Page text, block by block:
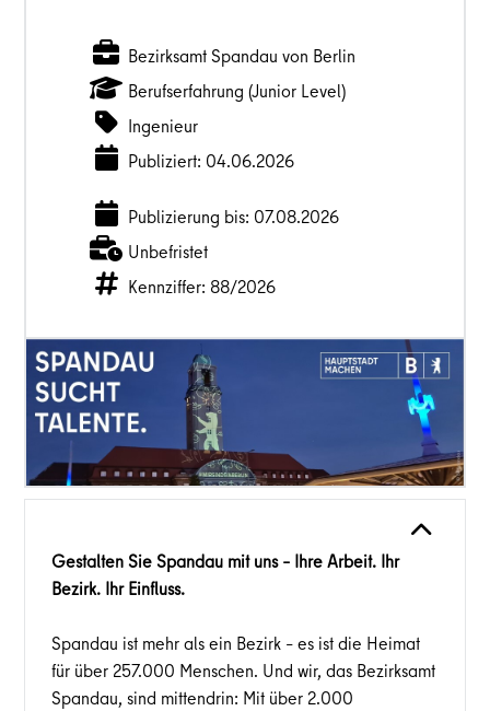
Bezirksamt Spandau von Berlin
Berufserfahrung (Junior Level)
Ingenieur
Publiziert: 04.06.2026
Publizierung bis: 07.08.2026
Unbefristet
Kennziffer: 88/2026
Gestalten Sie Spandau mit uns – Ihre Arbeit. Ihr
Bezirk. Ihr Einfluss.
Spandau ist mehr als ein Bezirk – es ist die Heimat
für über 257.000 Menschen. Und wir, das Bezirksamt
Spandau, sind mittendrin: Mit über 2.000